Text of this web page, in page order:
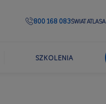
800 168 083ŚWIAT ATLASA
SZKOLENIA